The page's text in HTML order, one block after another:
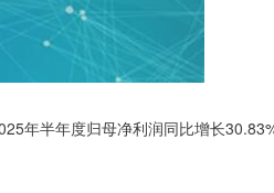
年半年度归母净利润同比增长30.83%